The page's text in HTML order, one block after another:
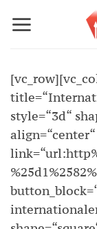
Inhalt
style=“3d“
align=“center“